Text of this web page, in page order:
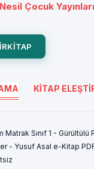
Nesil Çocuk Yayınları
KITAP
Matrak Sınıf 1 - Gürültülü
- Yusuf Asal e-Kitap